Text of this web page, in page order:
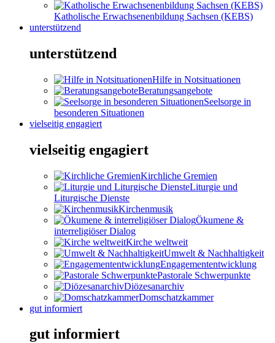
Katholische Erwachsenenbildung Sachsen (KEBS)
unterstützend
unterstützend
Hilfe in Notsituationen
Beratungsangebote
Seelsorge in
besonderen Situationen
vielseitig engagiert
vielseitig engagiert
Kirchliche Gremien
Liturgie und
Liturgische Dienste
Kirchenmusik
Ökumene &
interreligiöser Dialog
Kirche weltweit
Umwelt & Nachhaltigkeit
Engagemententwicklung
Pastorale Schwerpunkte
Diözesanarchiv
Domschatzkammer
gut informiert
gut informiert